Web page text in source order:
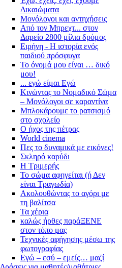
Δικαιώματα
Μονόλογοι και αντηχήσεις
Από τον Μπρεχτ... στον
Δαρείο 2800 μίλια δρόμος
Ειρήνη - Η ιστορία ενός
παιδιού πρόσφυγα
Το όνομά μου είναι … δικό
μου!
... εγώ είμαι Εγώ
Κινώντας το Νομαδικό Σώμα
– Μονόλογοι σε καραντίνα
Μπλοκάρουμε το ρατσισμό
στο σχολείο
Ο ήχος της πέτρας
World cinema
Πες το δυναμικά με εικόνες!
Σκληρό καρύδι
Η Τριμερής
Το σώμα αφηγείται (ή Δεν
είναι Τραγωδία)
Ακολουθώντας το αγόρι με
τη βαλίτσα
Τα χέρια
καλώς ήρθες παράΞΕΝΕ
στον τόπο μας
Τεχνικές αφήγησης μέσω της
φωτογραφίας
Εγώ – εσύ – εμείς… μαζί